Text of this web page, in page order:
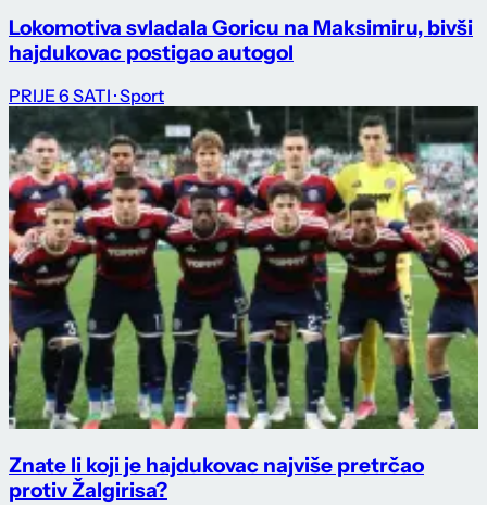
Lokomotiva svladala Goricu na Maksimiru, bivši
hajdukovac postigao autogol
PRIJE 6 SATI · Sport
Znate li koji je hajdukovac najviše pretrčao
protiv Žalgirisa?